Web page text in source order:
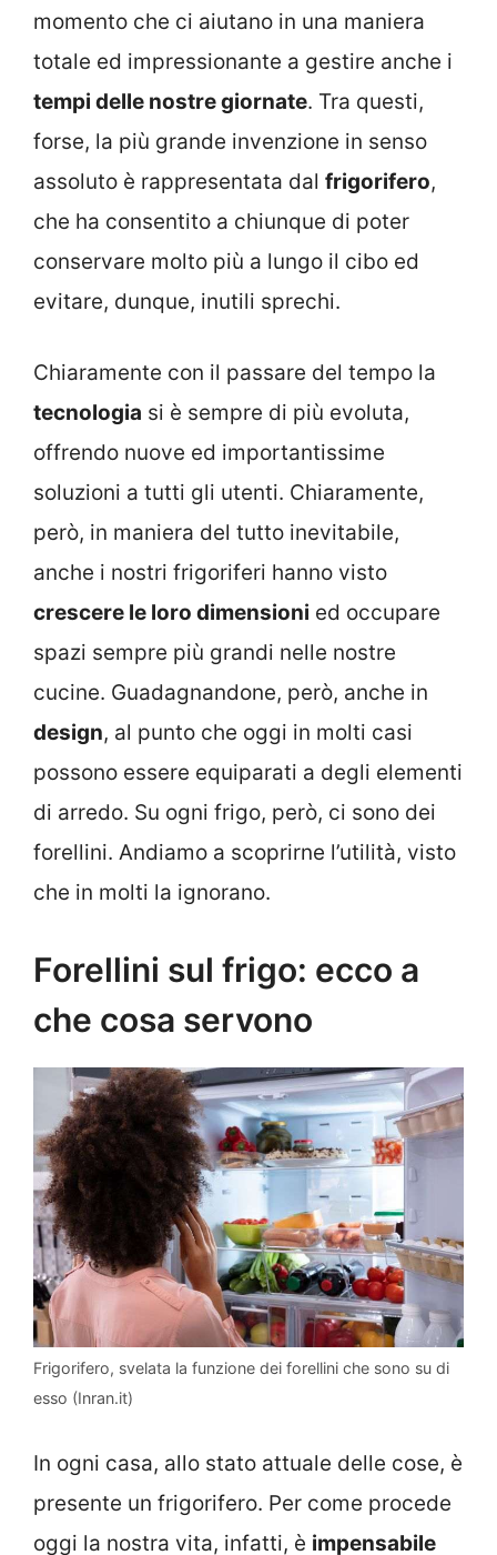
momento che ci aiutano in una maniera
totale ed impressionante a gestire anche i
tempi delle nostre giornate. Tra questi,
forse, la più grande invenzione in senso
assoluto è rappresentata dal frigorifero,
che ha consentito a chiunque di poter
conservare molto più a lungo il cibo ed
evitare, dunque, inutili sprechi.
Chiaramente con il passare del tempo la
tecnologia si è sempre di più evoluta,
offrendo nuove ed importantissime
soluzioni a tutti gli utenti. Chiaramente,
però, in maniera del tutto inevitabile,
anche i nostri frigoriferi hanno visto
crescere le loro dimensioni ed occupare
spazi sempre più grandi nelle nostre
cucine. Guadagnandone, però, anche in
design, al punto che oggi in molti casi
possono essere equiparati a degli elementi
di arredo. Su ogni frigo, però, ci sono dei
forellini. Andiamo a scoprirne l’utilità, visto
che in molti la ignorano.
Forellini sul frigo: ecco a
che cosa servono
Frigorifero, svelata la funzione dei forellini che sono su di
esso (Inran.it)
In ogni casa, allo stato attuale delle cose, è
presente un frigorifero. Per come procede
oggi la nostra vita, infatti, è impensabile